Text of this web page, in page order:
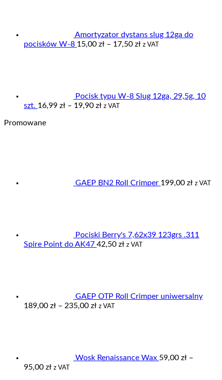
Amortyzator dystans slug 12ga do
pocisków W-8 15,00 zł – 17,50 złZakres
z VAT
Pocisk typu W-8 Slug 12ga, 29,5g, 10
szt. 16,99 zł – 19,90 złZakres
z VAT
Promowane
GAEP BN2 Roll Crimper 199,00 zł z VAT
Pociski Berry's 7,62x39 123grs .311
Spire Point do AK47 42,50 zł z VAT
GAEP OTP Roll Crimper uniwersalny
189,00 zł – 235,00 złZakres
z VAT
Wosk Renaissance Wax 59,00 zł –
95,00 złZakres
z VAT